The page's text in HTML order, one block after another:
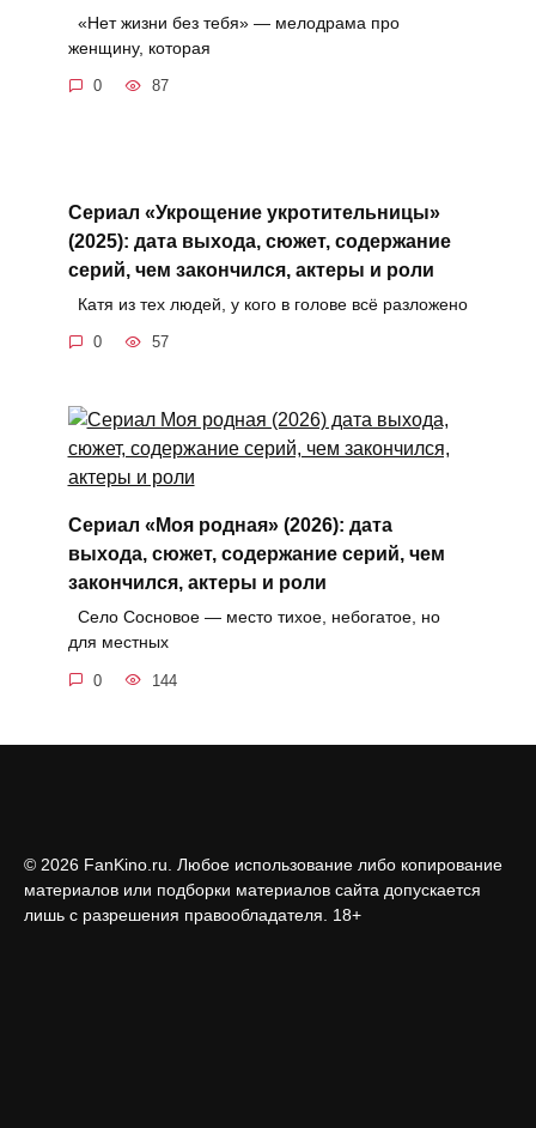
«Нет жизни без тебя» — мелодрама про
женщину, которая
0 87
Сериал «Укрощение укротительницы»
(2025): дата выхода, сюжет, содержание
серий, чем закончился, актеры и роли
Катя из тех людей, у кого в голове всё разложено
0 57
Сериал «Моя родная» (2026): дата
выхода, сюжет, содержание серий, чем
закончился, актеры и роли
Село Сосновое — место тихое, небогатое, но
для местных
0 144
© 2026 FanKino.ru. Любое использование либо копирование
материалов или подборки материалов сайта допускается
лишь с разрешения правообладателя. 18+